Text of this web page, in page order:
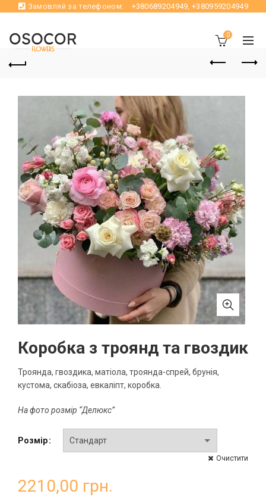
Замовляй за телефоном: +380689204949,+380959204949
0
Коробка з троянд та гвоздик
Троянда, гвоздика, матіола, троянда-спрей, брунія,
кустома, скабіоза, евкаліпт, коробка.
На фото розмір “Делюкс”
Розмір
Очистити
2210,00 грн.